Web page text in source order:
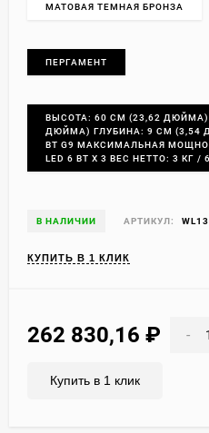
МАТОВАЯ ТЕМНАЯ БРОНЗА
ПЕРГАМЕНТ
ВЫСОТА: 60 СМ (23,62
ДЮЙМА) ГЛУБИНА: 9 СМ (3,54
ВТ G9 МАКСИМАЛЬНАЯ
LED 6 ВТ X 3 ВЕС НЕТТО: 3 КГ /
В НАЛИЧИИ АРТИКУЛ:
КУПИТЬ В 1 КЛИК
262 830,16 ₽ -
Купить в 1 клик